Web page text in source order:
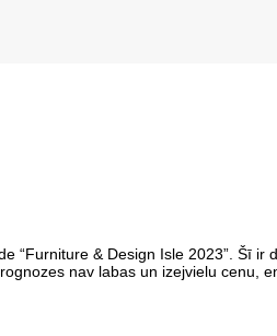
& Design Isle 2023”. Šī
nav labas un izejvielu cenu,